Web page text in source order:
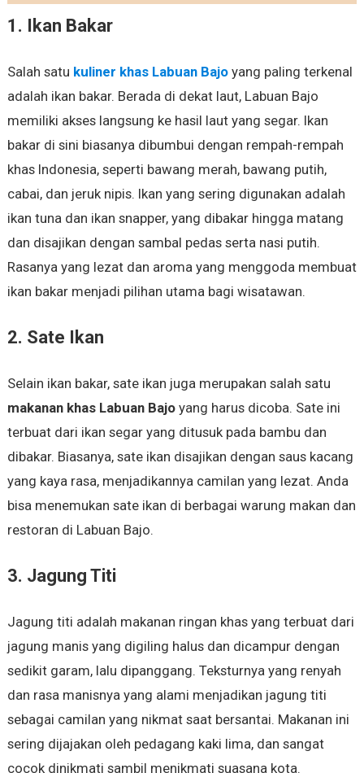
1. Ikan Bakar
Salah satu kuliner khas Labuan Bajoyang paling terkenal
adalah ikan bakar. Berada di dekat laut, Labuan Bajo
memiliki akses langsung ke hasil laut yang segar. Ikan
bakar di sini biasanya dibumbui dengan rempah-rempah
khas Indonesia, seperti bawang merah, bawang putih,
cabai, dan jeruk nipis. Ikan yang sering digunakan adalah
ikan tuna dan ikan snapper, yang dibakar hingga matang
dan disajikan dengan sambal pedas serta nasi putih.
Rasanya yang lezat dan aroma yang menggoda membuat
ikan bakar menjadi pilihan utama bagi wisatawan.
2. Sate Ikan
Selain ikan bakar, sate ikan juga merupakan salah satu
makanan khas Labuan Bajoyang harus dicoba. Sate ini
terbuat dari ikan segar yang ditusuk pada bambu dan
dibakar. Biasanya, sate ikan disajikan dengan saus kacang
yang kaya rasa, menjadikannya camilan yang lezat. Anda
bisa menemukan sate ikan di berbagai warung makan dan
restoran di Labuan Bajo.
3. Jagung Titi
Jagung titi adalah makanan ringan khas yang terbuat dari
jagung manis yang digiling halus dan dicampur dengan
sedikit garam, lalu dipanggang. Teksturnya yang renyah
dan rasa manisnya yang alami menjadikan jagung titi
sebagai camilan yang nikmat saat bersantai. Makanan ini
sering dijajakan oleh pedagang kaki lima, dan sangat
cocok dinikmati sambil menikmati suasana kota.